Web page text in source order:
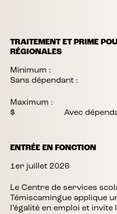
TRAITEMENT ET PRIME
RÉGIONALES
Minimum
Sans dépendant :
Maximum :
$ Avec
ENTRÉE EN FONCTION
1er juillet 2026
Le Centre de services
Témiscamingue applique
l’égalité en emploi et